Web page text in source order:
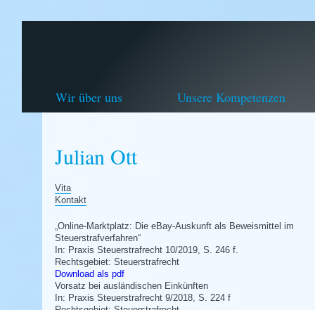
Wir über uns Unsere Kompetenzen
Julian Ott
Vita
Kontakt
„Online-Marktplatz: Die eBay-Auskunft als Beweismittel im
Steuerstrafverfahren“
In: Praxis Steuerstrafrecht 10/2019, S. 246 f.
Rechtsgebiet: Steuerstrafrecht
Download als pdf
Vorsatz bei ausländischen Einkünften
In: Praxis Steuerstrafrecht 9/2018, S. 224 f